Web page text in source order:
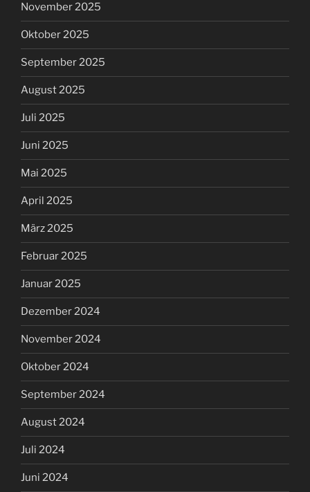
November 2025
Oktober 2025
September 2025
August 2025
Juli 2025
Juni 2025
Mai 2025
April 2025
März 2025
Februar 2025
Januar 2025
Dezember 2024
November 2024
Oktober 2024
September 2024
August 2024
Juli 2024
Juni 2024